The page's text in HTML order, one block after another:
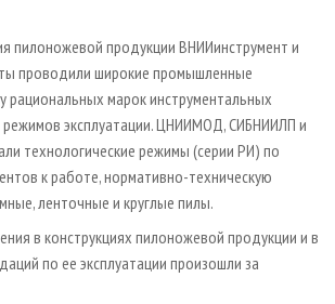
пилоножевой продукции ВНИИинструмент и
проводили широкие промышленные
рациональных марок инструментальных
режимов эксплуатации. ЦНИИМОД, СИБНИИЛП и
технологические режимы (серии РИ) по
к работе, нормативно-техническую
ленточные и круглые пилы.
в конструкциях пилоножевой продукции и в
по ее эксплуатации произошли за